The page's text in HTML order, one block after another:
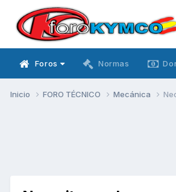
Foros Normas
Inicio FORO TÉCNICO Mecánica